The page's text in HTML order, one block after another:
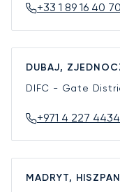
+33 1 89 16 40 70
DUBAJ,
DIFC - Gate
+971 4 227 4434
MADRYT,